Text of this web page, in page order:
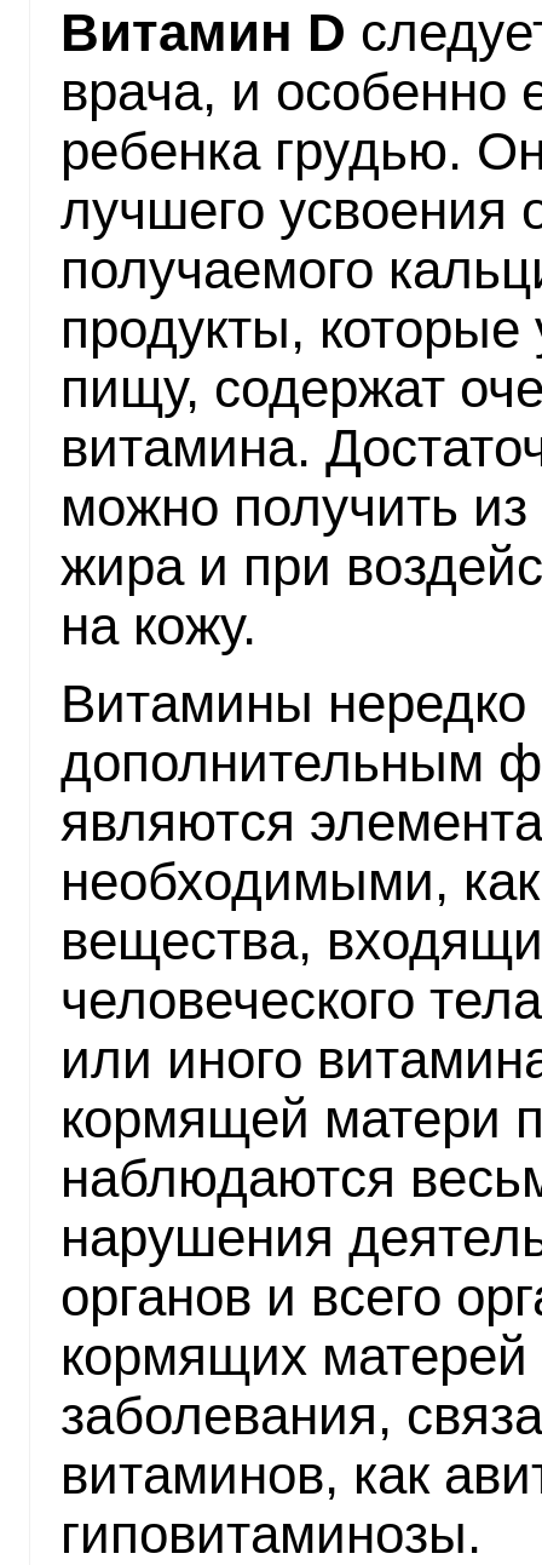
Витамин D
врача, и особенно
ребенка грудью.
лучшего усвоения
получаемого
продукты,
пищу, содержат
витамина.
можно получить
жира и при
на кожу.
Витамины
дополнительным
являются
необходимыми,
вещества,
человеческого
или иного
кормящей матери
наблюдаются
нарушения
органов и всего
кормящих матерей
заболевания,
витаминов, как
гиповитаминозы.